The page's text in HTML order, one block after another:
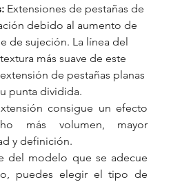
Extensiones de pestañas de
debido al aumento de
de sujeción. La línea del
más suave de este
de pestañas planas
punta dividida.
consigue un efecto
más volumen, mayor
y definición.
del modelo que se adecue
puedes elegir el tipo de